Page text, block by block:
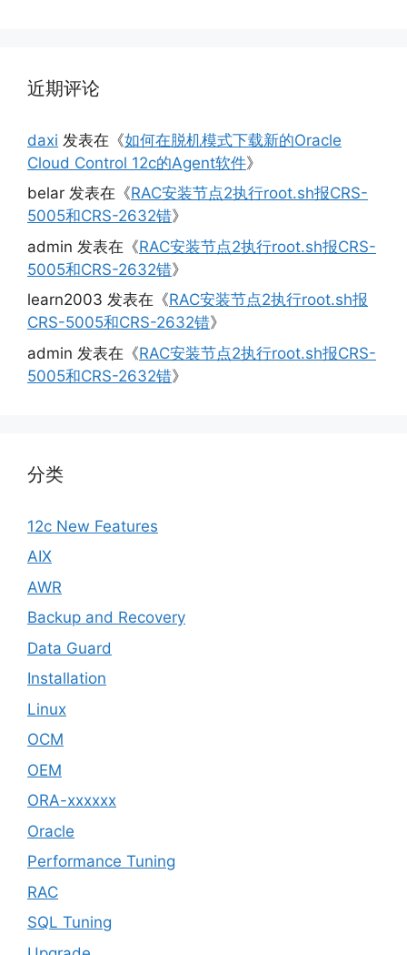
近期评论
daxi 发表在《如何在脱机模式下载新的Oracle
Cloud Control 12c的Agent软件》
belar 发表在《RAC安装节点2执行root.sh报CRS-
5005和CRS-2632错》
admin 发表在《RAC安装节点2执行root.sh报CRS-
5005和CRS-2632错》
learn2003 发表在《RAC安装节点2执行root.sh报
CRS-5005和CRS-2632错》
admin 发表在《RAC安装节点2执行root.sh报CRS-
5005和CRS-2632错》
分类
12c New Features
AIX
AWR
Backup and Recovery
Data Guard
Installation
Linux
OCM
OEM
ORA-xxxxxx
Oracle
Performance Tuning
RAC
SQL Tuning